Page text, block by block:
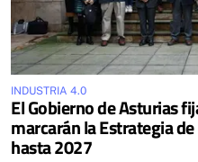
INDUSTRIA 4.0
El Gobierno de Asturias
marcarán la Estrategia
hasta 2027